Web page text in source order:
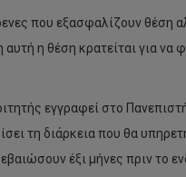
που εξασφαλίζουν θέση
η θέση κρατείται για να
εγγραφεί στο
τη διάρκεια που θα
έξι μήνες πριν το